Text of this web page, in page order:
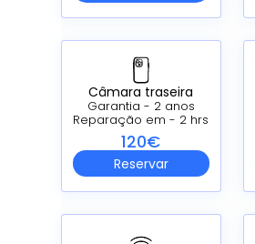
Câmara traseira
Garantia - 2 anos
Reparação em - 2 hrs
120€
Reservar